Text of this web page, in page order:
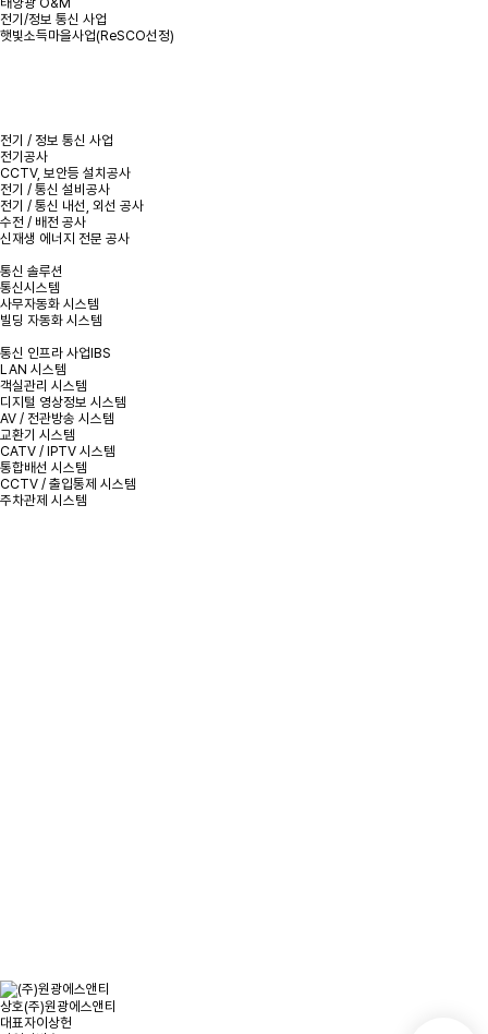
전기/정보 통신 사업
햇빛소득마을사업(ReSCO선정)
전기 / 정보 통신 사업
전기공사
CCTV, 보안등 설치공사
전기 / 통신 설비공사
전기 / 통신 내선, 외선 공사
수전 / 배전 공사
신재생 에너지 전문 공사
통신 솔루션
통신시스템
사무자동화 시스템
빌딩 자동화 시스템
통신 인프라 사업IBS
LAN 시스템
객실관리 시스템
디지털 영상정보 시스템
AV / 전관방송 시스템
교환기 시스템
CATV / IPTV 시스템
통합배선 시스템
CCTV / 출입통제 시스템
주차관제 시스템
상호(주)원광에스앤티
대표자이상헌